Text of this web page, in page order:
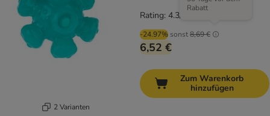
2 Varianten
-24.97% sonst8,69 €
Rabatt
6,52 €
Rating: 4.3/5
Zum Warenkorb
hinzufügen